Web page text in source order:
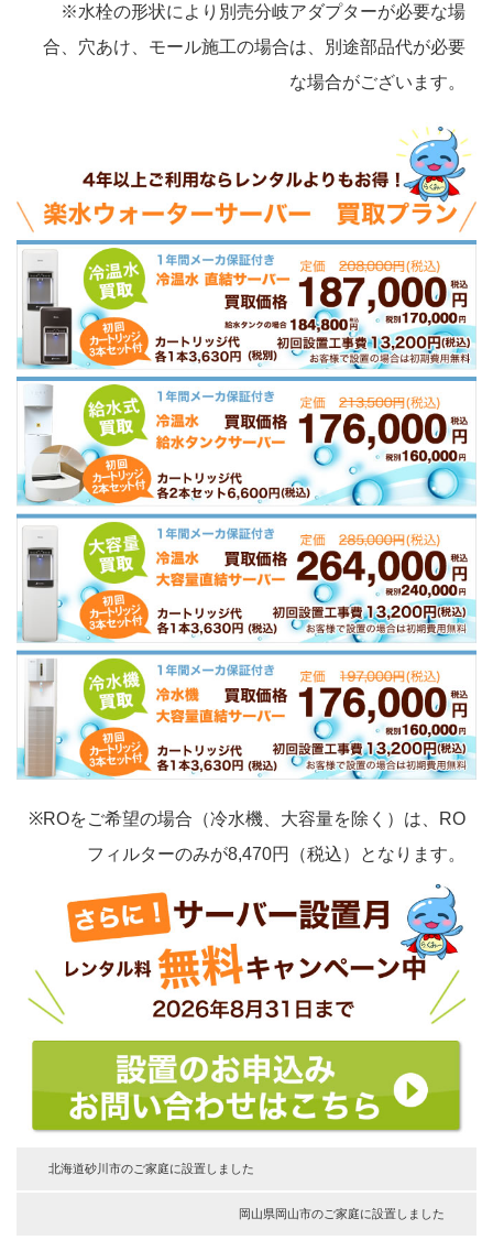
※水栓の形状により別売分岐アダプターが必要な場
合、穴あけ、モール施工の場合は、別途部品代が必要
な場合がございます。
※ROをご希望の場合（冷水機、大容量を除く）は、RO
フィルターのみが8,470円（税込）となります。
北海道砂川市のご家庭に設置しました
岡山県岡山市のご家庭に設置しました